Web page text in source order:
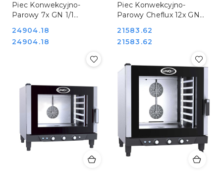
Piec Konwekcyjno-
Parowy 7x GN 1/1
9000760
Cena:
24904.18
Cena:
24904.18
Piec Konwekcyjno-
Parowy Cheflux 12x GN
Cena:
21583.62
Cena:
21583.62